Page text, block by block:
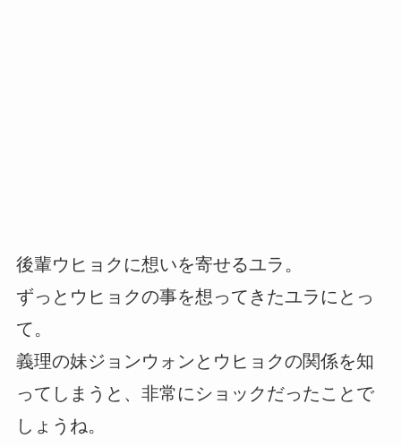
後輩ウヒョクに想いを寄せるユラ。
ずっとウヒョクの事を想ってきたユラにとっ
て。
義理の妹ジョンウォンとウヒョクの関係を知
ってしまうと、非常にショックだったことで
しょうね。